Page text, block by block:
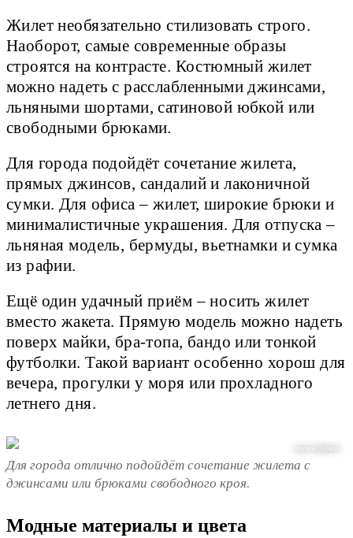
Жилет необязательно стилизовать строго.
Наоборот, самые современные образы
строятся на контрасте. Костюмный жилет
можно надеть с расслабленными джинсами,
льняными шортами, сатиновой юбкой или
свободными брюками.
Для города подойдёт сочетание жилета,
прямых джинсов, сандалий и лаконичной
сумки. Для офиса – жилет, широкие брюки и
минималистичные украшения. Для отпуска –
льняная модель, бермуды, вьетнамки и сумка
из рафии.
Ещё один удачный приём – носить жилет
вместо жакета. Прямую модель можно надеть
поверх майки, бра-топа, бандо или тонкой
футболки. Такой вариант особенно хорош для
вечера, прогулки у моря или прохладного
летнего дня.
соцсети @juliesfi
Для города отлично подойдёт сочетание жилета с
джинсами или брюками свободного кроя.
Модные материалы и цвета